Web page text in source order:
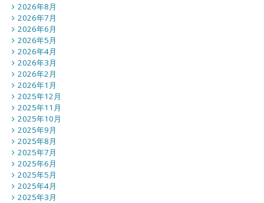
2026年8月
2026年7月
2026年6月
2026年5月
2026年4月
2026年3月
2026年2月
2026年1月
2025年12月
2025年11月
2025年10月
2025年9月
2025年8月
2025年7月
2025年6月
2025年5月
2025年4月
2025年3月